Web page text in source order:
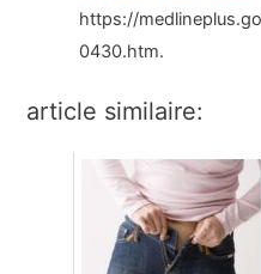
https://
0430.htm.
article similaire: